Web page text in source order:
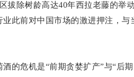
拔除树龄高达40年西拉老藤的举
业此前对中国市场的激进押注，
的危机是“前期贪婪扩产”与“后